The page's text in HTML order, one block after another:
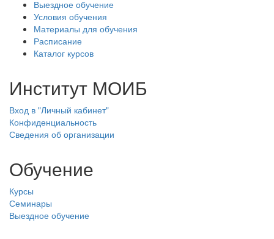
Выездное обучение
Условия обучения
Материалы для обучения
Расписание
Каталог курсов
Институт МОИБ
Вход в "Личный кабинет"
Конфиденциальность
Сведения об организации
Обучение
Курсы
Семинары
Выездное обучение